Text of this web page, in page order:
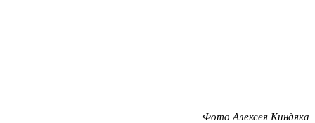
Фото Алексея Киндяка